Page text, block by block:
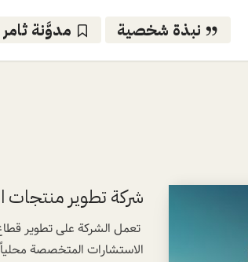
نبذة شخصية مدوَّنة ثامر
شركة تطوير منتجات
​​​تعمل الشركة على تطوير
الاستشارات المتخصصة محلياً